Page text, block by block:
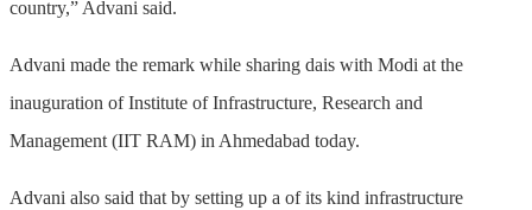
country,” Advani said.
Advani made the remark while sharing dais with Modi at the
inauguration of Institute of Infrastructure, Research and
Management (IIT RAM) in Ahmedabad today.
Advani also said that by setting up a of its kind infrastructure